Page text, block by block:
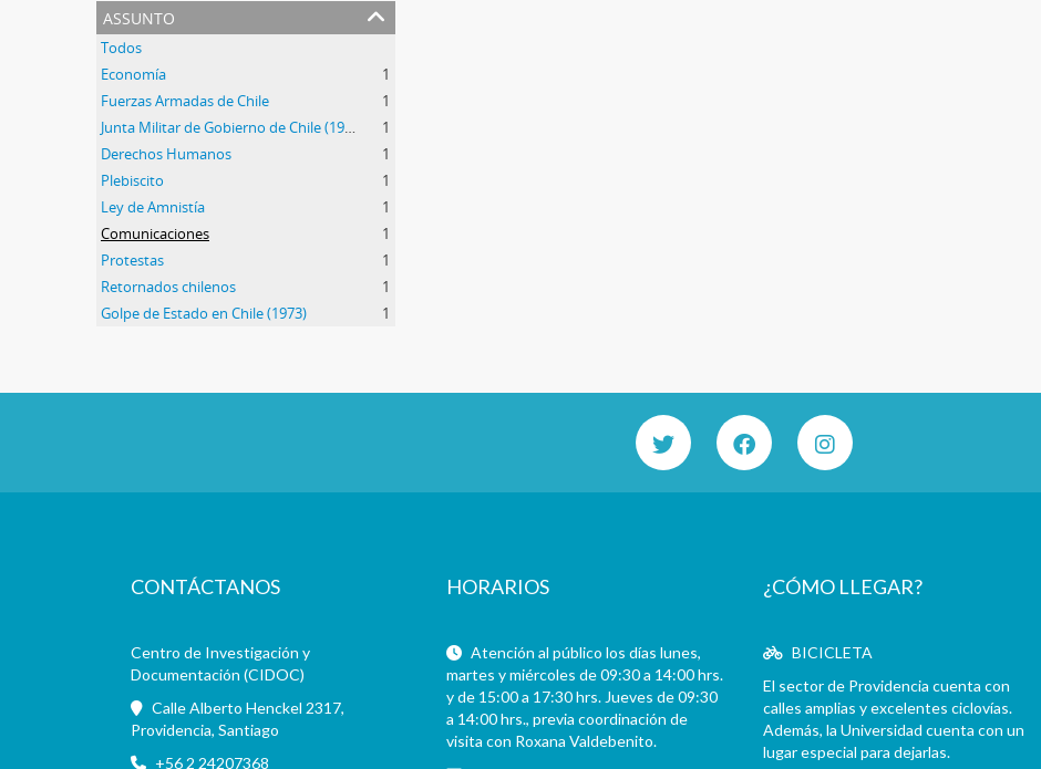
assunto
Todos
Economía
1
Fuerzas Armadas de Chile
1
Junta Militar de Gobierno de Chile (1973-1990)
1
Derechos Humanos
1
Plebiscito
1
Ley de Amnistía
1
Comunicaciones
1
Protestas
1
Retornados chilenos
1
Golpe de Estado en Chile (1973)
1
CONTÁCTANOS
Centro de Investigación y
Documentación (CIDOC)
Calle Alberto Henckel 2317,
Providencia, Santiago
+56 2 24207368
HORARIOS
Atención al público los días lunes,
martes y miércoles de 09:30 a 14:00 hrs.
y de 15:00 a 17:30 hrs. Jueves de 09:30
a 14:00 hrs., previa coordinación de
visita con Roxana Valdebenito.
¿CÓMO LLEGAR?
BICICLETA
El sector de Providencia cuenta con
calles amplias y excelentes ciclovías.
Además, la Universidad cuenta con un
lugar especial para dejarlas.